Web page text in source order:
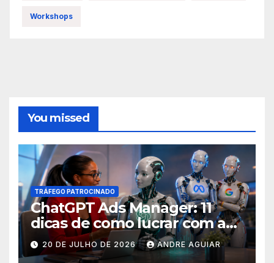
Workshops
You missed
TRÁFEGO PATROCINADO
ChatGPT Ads Manager: 11
dicas de como lucrar com as
buscas nas ferramentas de
inteligência artificial
20 DE JULHO DE 2026 ANDRE AGUIAR